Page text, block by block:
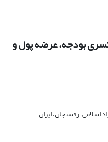
بودجه، عرضه پول و
اسلامی، رفسنجان، ایران